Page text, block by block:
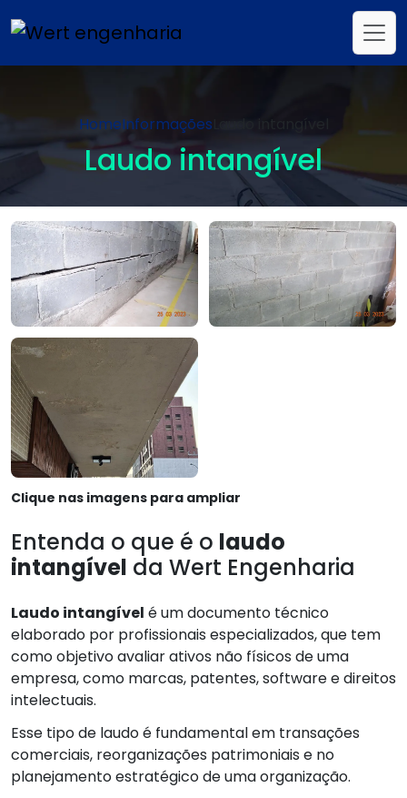
HomeInformações
Laudo intangível
Clique nas imagens para ampliar
Entenda o que é o laudo
intangível da Wert Engenharia
Laudo intangível é um documento técnico
elaborado por profissionais especializados, que tem
como objetivo avaliar ativos não físicos de uma
empresa, como marcas, patentes, software e direitos
intelectuais.
Esse tipo de laudo é fundamental em transações
comerciais, reorganizações patrimoniais e no
planejamento estratégico de uma organização.